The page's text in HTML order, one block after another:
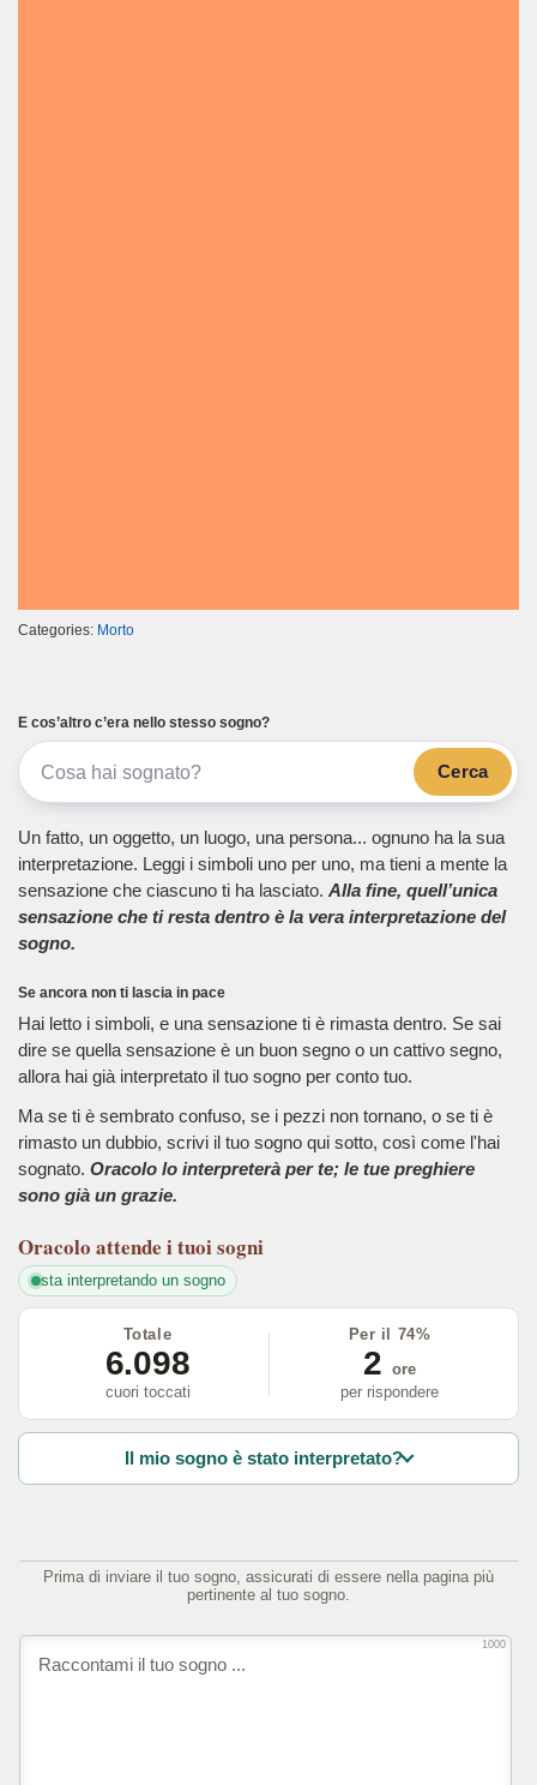
Categories: Morto
E cos’altro c’era nello stesso sogno?
Cerca
Un fatto, un oggetto, un luogo, una persona... ognuno ha la sua
interpretazione. Leggi i simboli uno per uno, ma tieni a mente la
sensazione che ciascuno ti ha lasciato. Alla fine, quell’unica
sensazione che ti resta dentro è la vera interpretazione del
sogno.
Se ancora non ti lascia in pace
Hai letto i simboli, e una sensazione ti è rimasta dentro. Se sai
dire se quella sensazione è un buon segno o un cattivo segno,
allora hai già interpretato il tuo sogno per conto tuo.
Ma se ti è sembrato confuso, se i pezzi non tornano, o se ti è
rimasto un dubbio, scrivi il tuo sogno qui sotto, così come l'hai
sognato. Oracolo lo interpreterà per te; le tue preghiere
sono già un grazie.
Oracolo attende i tuoi sogni
sta interpretando un sogno
Totale
6.098
cuori toccati
Per il 74%
2 ore
per rispondere
Il mio sogno è stato interpretato?
Prima di inviare il tuo sogno, assicurati di essere nella pagina più
pertinente al tuo sogno.
1000